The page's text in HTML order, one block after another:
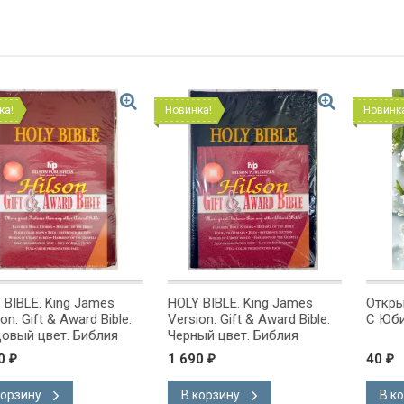
James
Bible.
слова
Новинка!
HOLY BIBLE. King James
Version. Gift & Award Bible.
Черный цвет. Библия
Короля Иакова на
английском языке.
Словарь, карты, закладка,
подарочная вкладка, слова
Новинка!
Открытка
С Юбилеем!